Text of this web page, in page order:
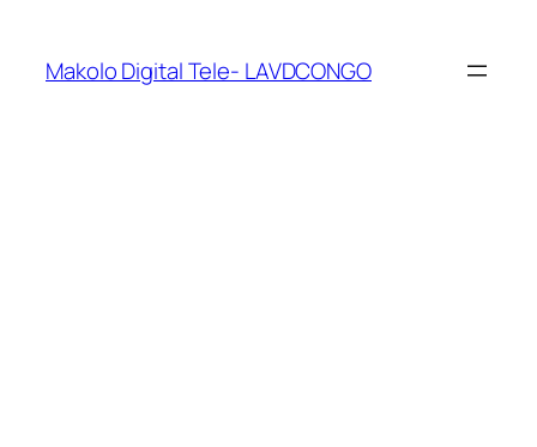
Makolo Digital Tele- LAVDCONGO